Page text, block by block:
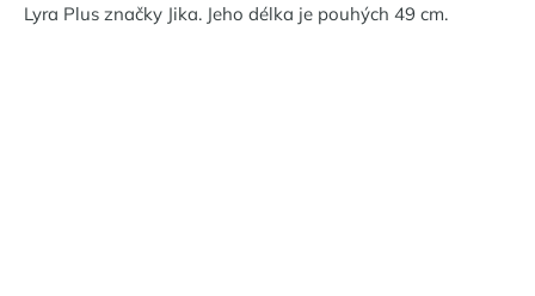
Lyra Plus značky Jika. Jeho délka je pouhých 49 cm.